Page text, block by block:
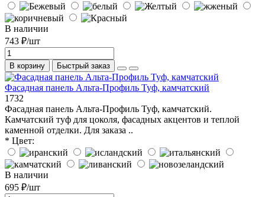
В наличии
743 ₽/шт
В корзину Быстрый заказ
Фасадная панель Альта-Профиль Туф, камчатский
1732
Фасадная панель Альта-Профиль Туф, камчатский.
Камчатский туф для цоколя, фасадных акцентов и теплой
каменной отделки. Для заказа ..
* Цвет:
В наличии
695 ₽/шт